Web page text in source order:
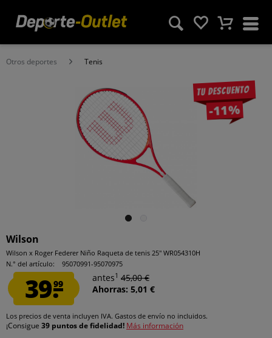
Otros deportes Tenis
Tu descuento
-11%
Wilson
Wilson x Roger Federer Niño Raqueta de tenis 25'' WR054310H
N.° del artículo:
95070991-95070975
39.99
antes1 45,00 €
Ahorras: 5,01 €
Los precios de venta incluyen IVA. Gastos de envío no incluidos.
¡Consigue 39 puntos de fidelidad! Más información